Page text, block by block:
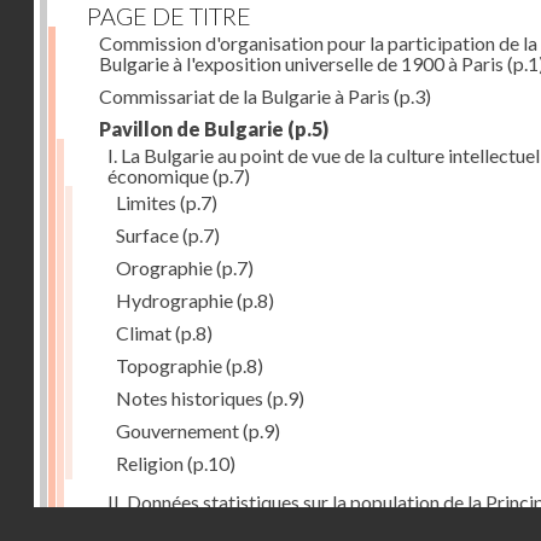
PAGE DE TITRE
Commission d'organisation pour la participation de la
Bulgarie à l'exposition universelle de 1900 à Paris
Commissariat de la Bulgarie à Paris (p.3)
Pavillon de Bulgarie (p.5)
I. La Bulgarie au point de vue de la culture
économique(p.7)
Limites (p.7)
Surface(p.7)
Orographie(p.7)
Hydrographie(p.8)
Climat(p.8)
Topographie(p.8)
Notes historiques (p.9)
Gouvernement(p.9)
Religion(p.10)
II. Données statistiques sur la population de la